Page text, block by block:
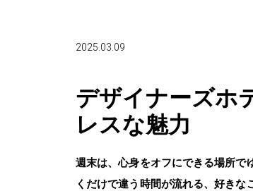
2025.03.09
デザイナーズホ
レスな魅力
週末は、心身をオフにできる場所で
くだけで違う時間が流れる、好き